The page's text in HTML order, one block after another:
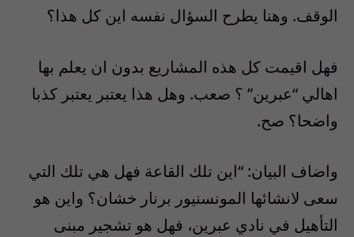
الوقف. وهنا يطرح السؤال نفسه اين كل هذا؟
فهل اقيمت كل هذه المشاريع بدون ان يعلم بها
اهالي “عبرين” ؟ صعب. وهل هذا يعتبر يعتبر كذبا
واضحا؟ صح.
واضاف البيان: “اين تلك القاعة فهل هي تلك التي
سعى لانشائها المونسنيور برنار خشان؟ واين هو
التأهيل في نادي عبرين، فهل هو تشجير مبنى